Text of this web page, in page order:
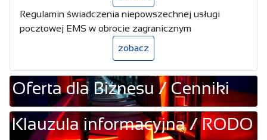
Regulamin świadczenia niepowszechnej usługi
pocztowej EMS w obrocie zagranicznym
zobacz
Oferta dla Biznesu / Cenniki
Klauzula informacyjna / RODO